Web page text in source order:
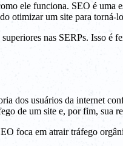
ele funciona. SEO é
otimizar um site para torná-
nas SERPs. Isso é
dos usuários da internet
de um site e, por fim, sua
foca em atrair tráfego